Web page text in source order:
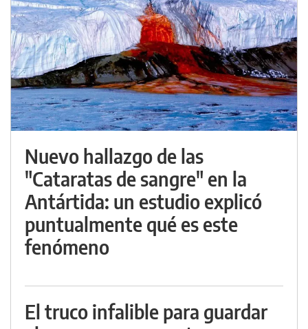
Nuevo hallazgo de las
"Cataratas de sangre" en la
Antártida: un estudio explicó
puntualmente qué es este
fenómeno
El truco infalible para guardar